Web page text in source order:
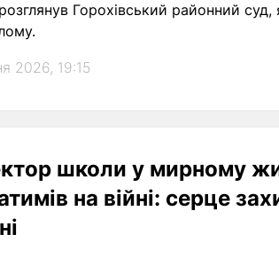
Горохівський районний
2026, 19:15
школи у мирному
на війні: серце